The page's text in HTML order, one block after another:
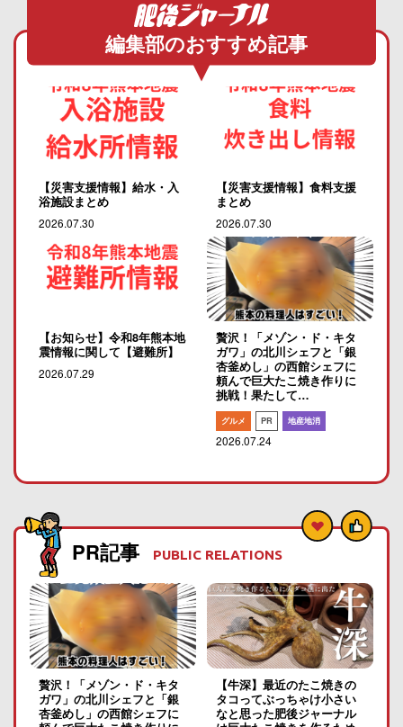
編集部のおすすめ記事
【災害支援情報】給水・入
浴施設まとめ
2026.07.30
【災害支援情報】食料支援
まとめ
2026.07.30
【お知らせ】令和8年熊本地
震情報に関して【避難所】
2026.07.29
贅沢！「メゾン・ド・キタ
ガワ」の北川シェフと「銀
杏釜めし」の西館シェフに
頼んで巨大たこ焼き作りに
挑戦！果たして…
グルメ PR 地産地消
2026.07.24
PR記事 PUBLIC RELATIONS
贅沢！「メゾン・ド・キタ
ガワ」の北川シェフと「銀
杏釜めし」の西館シェフに
【牛深】最近のたこ焼きの
タコってぶっちゃけ小さい
なと思った肥後ジャーナル